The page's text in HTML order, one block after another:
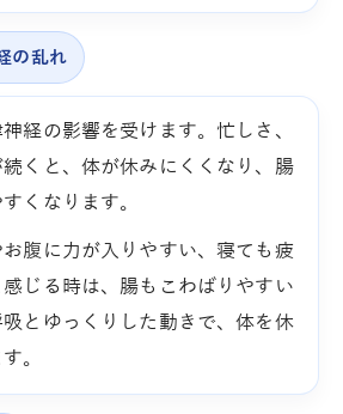
の乱れ
経の影響を受けます。忙しさ、
くと、体が休みにくくなり、腸
くなります。
腹に力が入りやすい、寝ても疲
じる時は、腸もこわばりやすい
とゆっくりした動きで、体を休
。